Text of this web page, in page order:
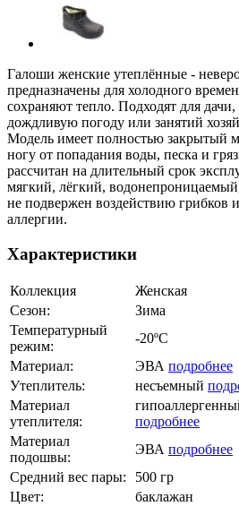
Галоши женские утеплённые -
предназначены для холодного
сохраняют тепло. Подходят для
дождливую погоду или занятий
Модель имеет полностью
ногу от попадания воды, песка и
рассчитан на длительный срок
мягкий, лёгкий,
не подвержен воздействию грибков
аллергии.
Характеристики
Коллекция
Женская
Сезон:
Зима
Температурный
режим:
-20ºС
Материал:
ЭВА подробнее
Утеплитель:
несъемный
Материал
утеплителя:
подробнее
Материал
подошвы:
ЭВА подробнее
Средний вес пары:
500 гр
Цвет:
баклажан